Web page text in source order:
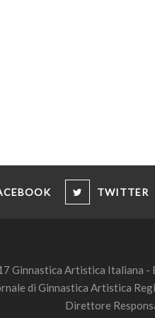
TWITTER
Ginnastica Artistica Italiana -
di Ginnastica Artistica
Direttore